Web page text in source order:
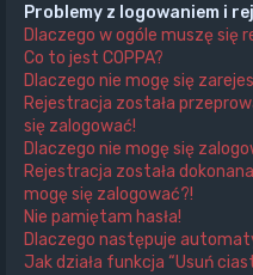
Problemy z logowaniem i
Dlaczego w ogóle muszę się
Co to jest COPPA?
Dlaczego nie mogę się
Rejestracja została
się zalogować!
Dlaczego nie mogę się
Rejestracja została
mogę się zalogować?!
Nie pamiętam hasła!
Dlaczego następuje
Jak działa funkcja “Usuń